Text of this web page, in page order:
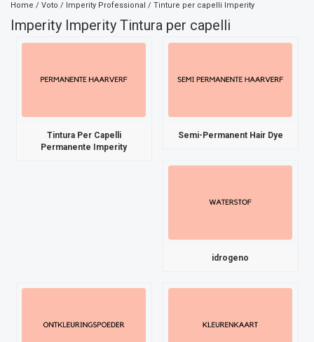
Home / Voto / Imperity Professional / Tinture per capelli Imperity
Imperity Imperity Tintura per capelli
Tintura Per Capelli
Permanente Imperity
Semi-Permanent Hair Dye
idrogeno